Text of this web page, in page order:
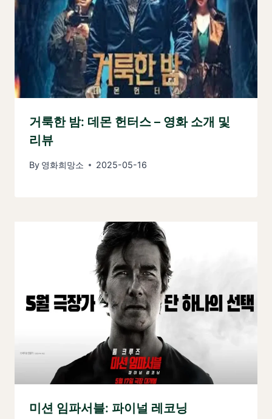
거룩한 밤: 데몬 헌터스 – 영화 소개 및
리뷰
By 영화희망소 2025-05-16
미션 임파서블: 파이널 레코닝